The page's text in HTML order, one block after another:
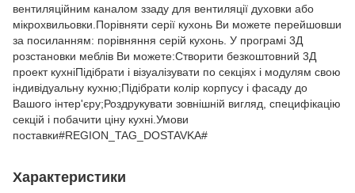
вентиляційним каналом ззаду для вентиляції духовки або
мікрохвильовки.Порівняти серії кухонь Ви можете перейшовши
за посиланням: порівняння серій кухонь. У програмі 3Д
розстановки меблів Ви можете:Створити безкоштовний 3Д
проект кухніПідібрати і візуалізувати по секціях і модулям свою
індивідуальну кухню;Підібрати колір корпусу і фасаду до
Вашого інтер'єру;Роздрукувати зовнішній вигляд, специфікацію
секцій і побачити ціну кухні.Умови
поставки#REGION_TAG_DOSTAVKA#
Характеристики